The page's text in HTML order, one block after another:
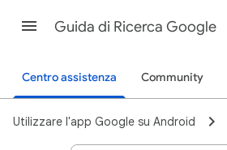
Guida di Ricerca Google
Centro assistenza Community
Utilizzare l'app Google su Android